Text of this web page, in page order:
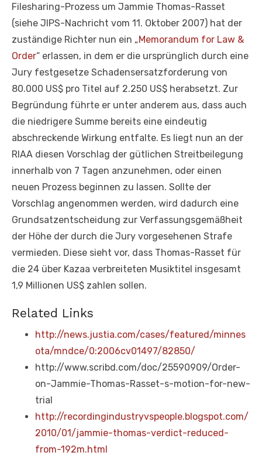
Filesharing-Prozess um Jammie Thomas-Rasset
(siehe JIPS-Nachricht vom 11. Oktober 2007) hat der
zuständige Richter nun ein „Memorandum for Law &
Order“ erlassen, in dem er die ursprünglich durch eine
Jury festgesetze Schadensersatzforderung von
80.000 US$ pro Titel auf 2.250 US$ herabsetzt. Zur
Begründung führte er unter anderem aus, dass auch
die niedrigere Summe bereits eine eindeutig
abschreckende Wirkung entfalte. Es liegt nun an der
RIAA diesen Vorschlag der gütlichen Streitbeilegung
innerhalb von 7 Tagen anzunehmen, oder einen
neuen Prozess beginnen zu lassen. Sollte der
Vorschlag angenommen werden, wird dadurch eine
Grundsatzentscheidung zur Verfassungsgemäßheit
der Höhe der durch die Jury vorgesehenen Strafe
vermieden. Diese sieht vor, dass Thomas-Rasset für
die 24 über Kazaa verbreiteten Musiktitel insgesamt
1,9 Millionen US$ zahlen sollen.
Related Links
http://news.justia.com/cases/featured/minnes
ota/mndce/0:2006cv01497/82850/
http://www.scribd.com/doc/25590909/Order-
on-Jammie-Thomas-Rasset-s-motion-for-new-
trial
http://recordingindustryvspeople.blogspot.com/
2010/01/jammie-thomas-verdict-reduced-
from-192m.html